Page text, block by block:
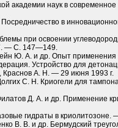
академии наук в
Посредничество в
при освоении
— С. 147—149.
Ю. А. и др. Опыт
Устройство для
А. Н. — 29 июня 1993 г.
С. Н. Криогели для
Д. А. и др. Применение
гидраты в
В. В. и др. Бермудский